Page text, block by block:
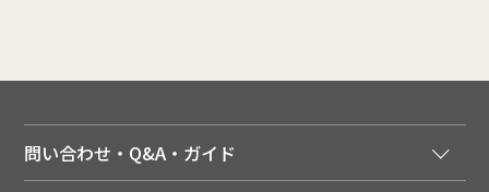
問い合わせ・Q&A・ガイド